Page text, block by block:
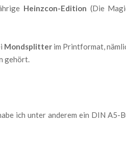
Heinzcon-Edition (Die
Mondsplitterim Printformat,
gehört.
ich unter anderem ein DIN A5-